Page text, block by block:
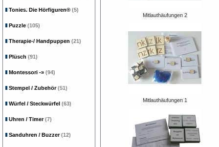
Mitlauthäufungen 2
Mitlauthäufungen 1
Tonies. Die Hörfiguren® (5)
Puzzle (105)
Therapie-/ Handpuppen (21)
Plüsch (91)
Montessori -» (94)
Stempel / Zubehör(51)
Würfel / Steckwürfel (63)
Uhren / Timer(7)
Sanduhren / Buzzer(12)